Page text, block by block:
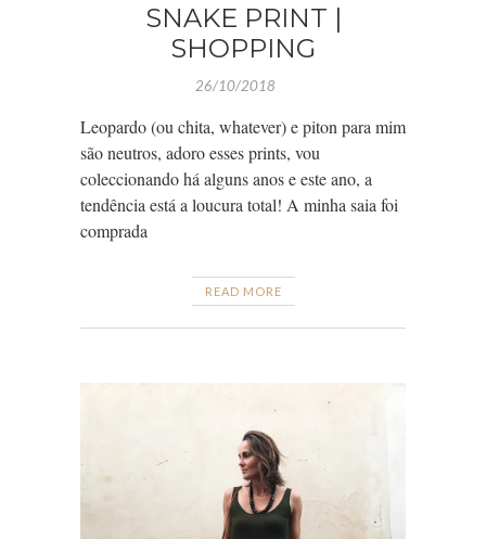
SNAKE PRINT |
SHOPPING
26/10/2018
Leopardo (ou chita, whatever) e piton para mim
são neutros, adoro esses prints, vou
coleccionando há alguns anos e este ano, a
tendência está a loucura total! A minha saia foi
comprada
READ MORE